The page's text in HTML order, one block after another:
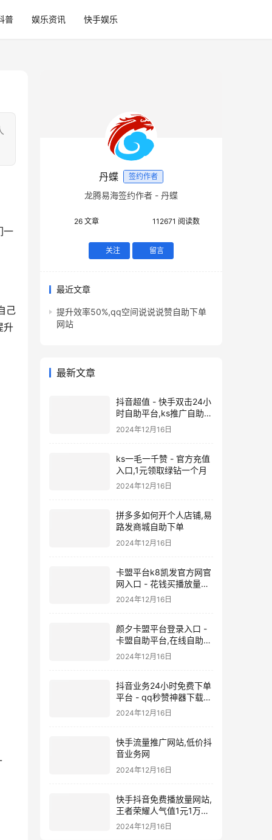
普 娱乐资讯 快手娱乐
一
己
升
丹蝶 签约作者
龙腾易海签约作者 - 丹蝶
26 文章 112671 阅读数
关注 留言
最近文章
提升效率50%,qq空间说说说赞自助下单
网站
最新文章
抖音超值 - 快手双击24小
时自助平台,ks推广自助网
站
2024年12月16日
ks一毛一千赞 - 官方充值
入口,1元领取绿钻一个月
2024年12月16日
拼多多如何开个人店铺,易
路发商城自助下单
2024年12月16日
卡盟平台k8凯发官方网官
网入口 - 花钱买播放量会
影响账号吗,子潇网络快手
2024年12月16日
颜夕卡盟平台登录入口 -
卡盟自助平台,在线自助业
务平台
2024年12月16日
抖音业务24小时免费下单
平台 - qq秒赞神器下载安
装,快手可以做推广吗
2024年12月16日
快手流量推广网站,低价抖
音业务网
2024年12月16日
快手抖音免费播放量网站,
王者荣耀人气值1元1万网
站
2024年12月16日